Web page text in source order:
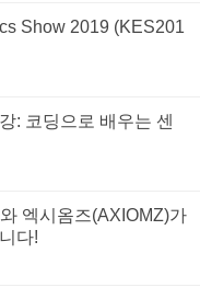
Show 2019 (KES201
: 코딩으로 배우는 센
엑시옴즈(AXIOMZ)가
다!